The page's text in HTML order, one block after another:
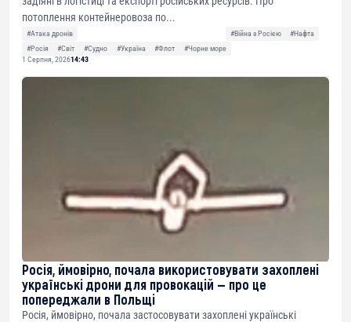
потоплення контейнеровоза по...
#Атака дронів #Війна з Росією
#Нафта
#Росія
#Світ #Судно #Україна #Флот
#Чорне море
1 Серпня, 202614:43
Росія, ймовірно, почала використовувати захоплені
українські дрони для провокацій — про це
попереджали в Польщі
Росія, ймовірно, почала застосовувати захоплені українські